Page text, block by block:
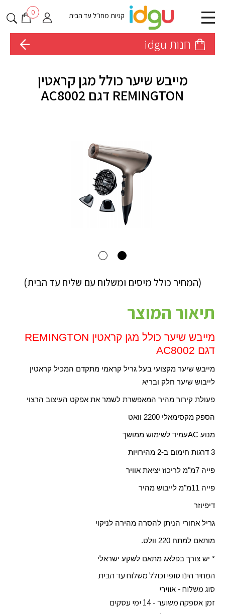
קניות מחו״ל עד הבית 0
חנות idgu
מייבש שיער כולל מגן קראטין
REMINGTON דגם AC8002
(המחיר כולל מיסים ומשלוח עם שליח עד הבית)
תיאור המוצר
מייבש שיער כולל מגן קראטין REMINGTON
דגם AC8002
מייבש שיער מקצועי בעל גריל קראמי מתקדם המכיל קראטין
לייבוש שיער חלק ובריא
פעולת קירור מהיר המאפשרת לשמר את אפקט העיצוב הרצוי
הספק מקסימאלי 2200 וואט
מנוע ACעמיד לשימוש ממושך
3 דרגות חימום ב-2 מהירויות
פייה 7מ"מ לריכוז יציאת אוויר
פייה 11מ"מ לייבוש מהיר
דיפיוזר
גריל אחורי הניתן להסרה מהירה לניקוי
מותאם למתח 220 וולט.
* יש צורך בפלאג מתאם לשקע ישראלי
המחיר הינו סופי וכולל משלוח עד הבית
סוג משלוח - אווירי
זמן אספקה משוער - 14 ימי עסקים